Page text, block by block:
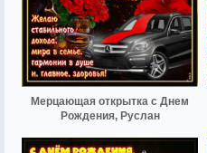
Мерцающая открытка с Днем
Рождения, Руслан